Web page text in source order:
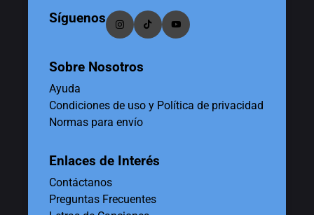
Síguenos
Sobre Nosotros
Ayuda
Condiciones de uso y Política de privacidad
Normas para envío
Enlaces de Interés
Contáctanos
Preguntas Frecuentes